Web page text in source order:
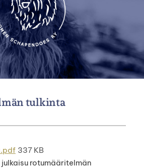
tulkinta
337 KB
rotumääritelmän